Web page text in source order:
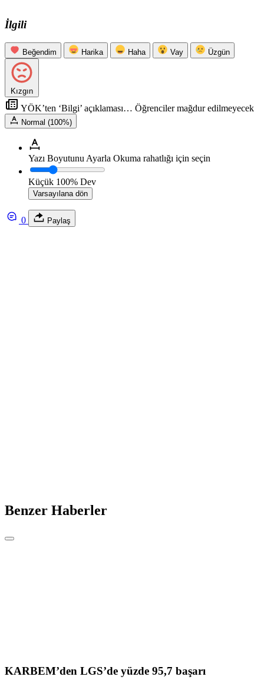
İlgili
Beğendim Harika Haha Vay Üzgün
Kızgın
YÖK’ten ‘Bilgi’ açıklaması… Öğrenciler mağdur edilmeyecek
Normal (100%)
Yazı Boyutunu Ayarla Okuma rahatlığı için seçin
Küçük 100% Dev
Varsayılana dön
0 Paylaş
Benzer Haberler
KARBEM’den LGS’de yüzde 95,7 başarı